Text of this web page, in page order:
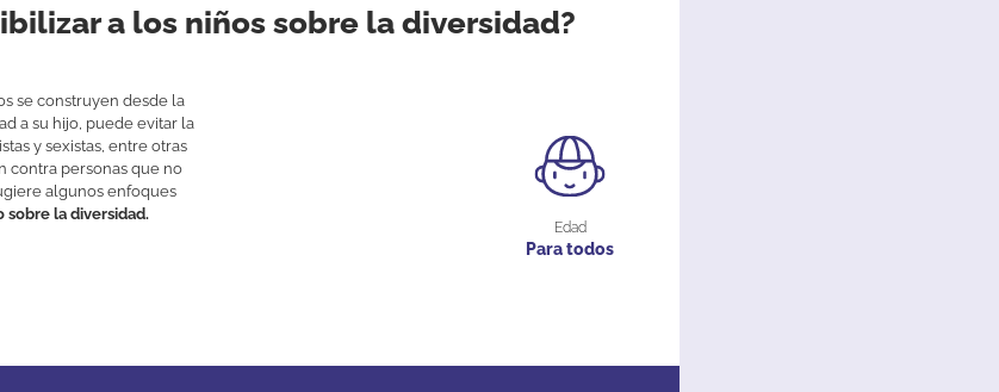
a los niños sobre la diversidad?
se construyen desde la
a su hijo, puede evitar la
y sexistas, entre otras
contra personas que no
algunos enfoques
sobre la diversidad.
Edad
Para todos